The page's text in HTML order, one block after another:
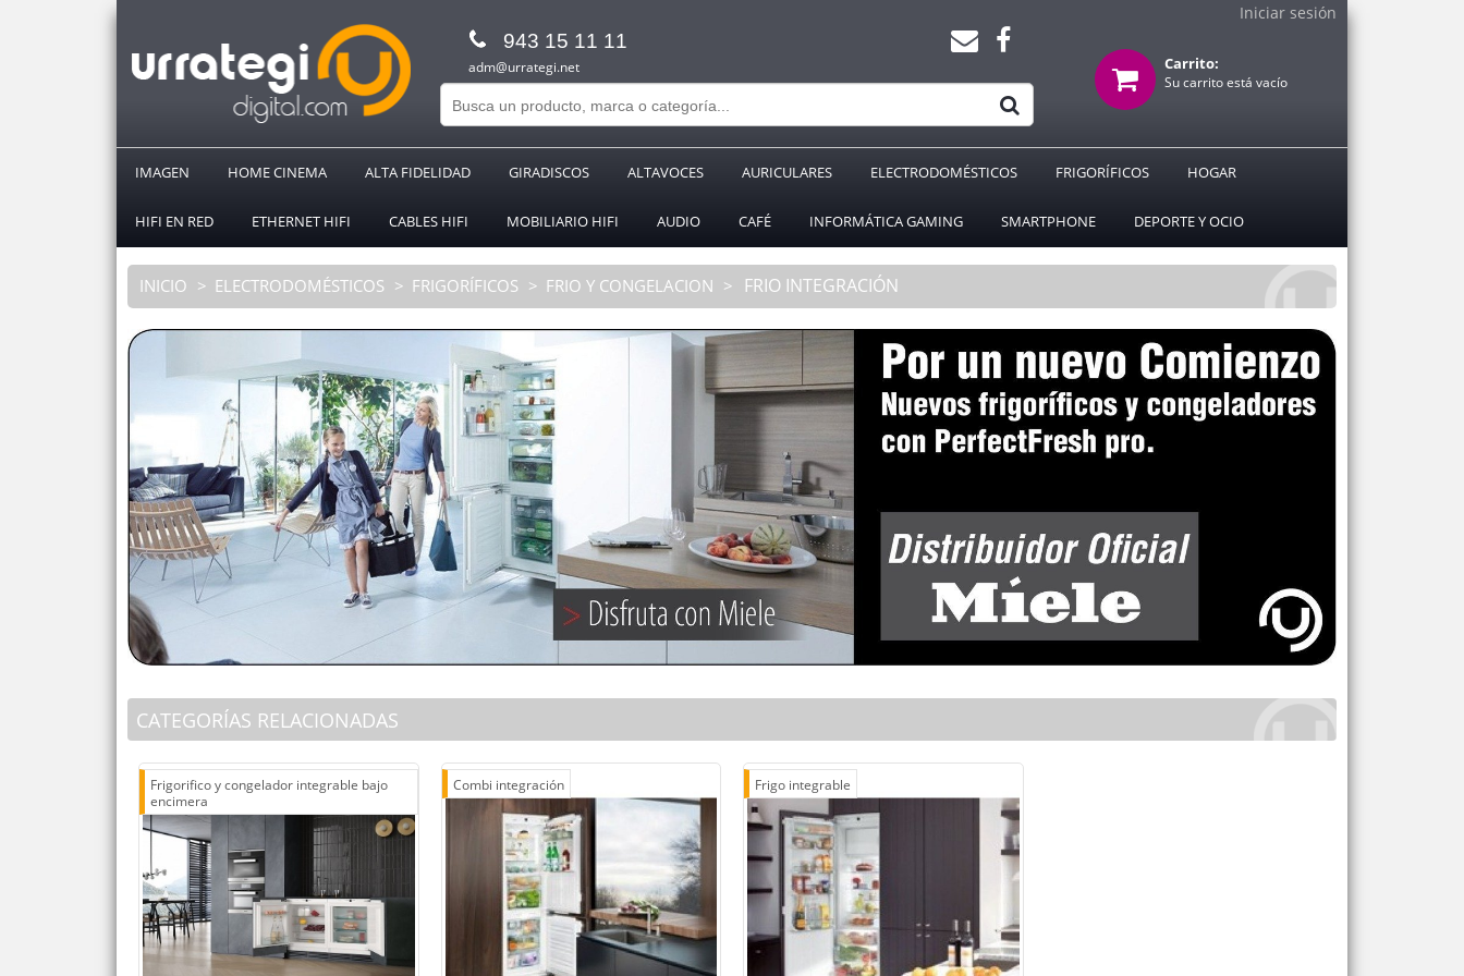
Iniciar sesión
943 15 11 11
adm@urrategi.net Carrito:
Su carrito está vacío
IMAGEN HOME CINEMA ALTA FIDELIDAD GIRADISCOS ALTAVOCES AURICULARES ELECTRODOMÉSTICOS FRIGORÍFICOS HOGAR
HIFI EN RED ETHERNET HIFI CABLES HIFI MOBILIARIO HIFI AUDIO CAFÉ INFORMÁTICA GAMING SMARTPHONE DEPORTE Y OCIO
INICIO ELECTRODOMÉSTICOS FRIGORÍFICOS FRIO Y CONGELACION FRIO INTEGRACIÓN
CATEGORÍAS RELACIONADAS
Frigorifico y congelador integrable bajo
encimera
Combi integración Frigo integrable